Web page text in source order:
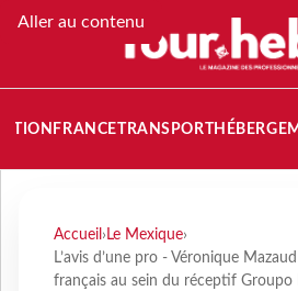
Aller au contenu
FRANCETRANSPORT
Accueil › Le Mexique›
L’avis d’une pro - Véronique
français au sein du réceptif Groupo